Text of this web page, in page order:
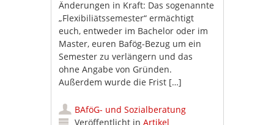
Änderungen in Kraft: Das sogenannte
„Flexibiliätssemester“ ermächtigt
euch, entweder im Bachelor oder im
Master, euren Bafög-Bezug um ein
Semester zu verlängern und das
ohne Angabe von Gründen.
Außerdem wurde die Frist […]
BAföG- und Sozialberatung
Veröffentlicht inArtikel